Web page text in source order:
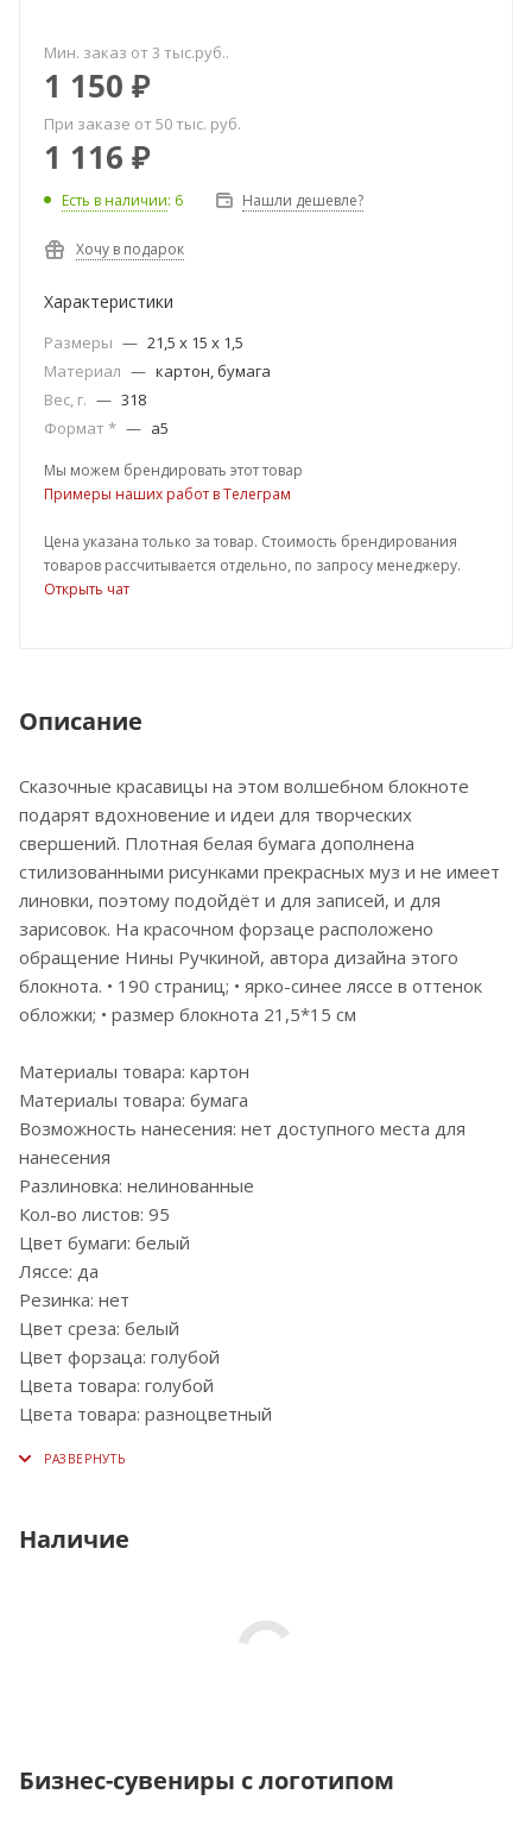
Мин. заказ от 3 тыс.руб..
1 150 ₽
При заказе от 50 тыс. руб.
1 116 ₽
Есть в наличии: 6 Нашли дешевле?
Хочу в подарок
Характеристики
Размеры — 21,5 х 15 х 1,5
Материал — картон, бумага
Вес, г. — 318
Формат * — a5
Мы можем брендировать этот товар
Примеры наших работ в Телеграм
Цена указана только за товар. Стоимость брендирования
товаров рассчитывается отдельно, по запросу менеджеру.
Открыть чат
Описание
Сказочные красавицы на этом волшебном блокноте
подарят вдохновение и идеи для творческих
свершений. Плотная белая бумага дополнена
стилизованными рисунками прекрасных муз и не имеет
линовки, поэтому подойдёт и для записей, и для
зарисовок. На красочном форзаце расположено
обращение Нины Ручкиной, автора дизайна этого
блокнота. • 190 страниц; • ярко-синее ляссе в оттенок
обложки; • размер блокнота 21,5*15 см
Материалы товара: картон
Материалы товара: бумага
Возможность нанесения: нет доступного места для
нанесения
Разлиновка: нелинованные
Кол-во листов: 95
Цвет бумаги: белый
Ляссе: да
Резинка: нет
Цвет среза: белый
Цвет форзаца: голубой
Цвета товара: голубой
Цвета товара: разноцветный
Наличие
Бизнес-сувениры с логотипом